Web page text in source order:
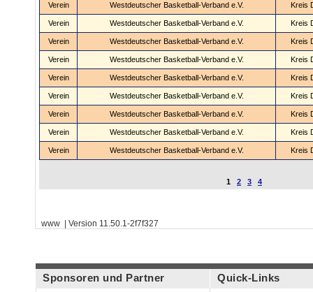
Verein Westdeutscher Basketball-Verband e.V. Kreis
Verein Westdeutscher Basketball-Verband e.V. Kreis
Verein Westdeutscher Basketball-Verband e.V. Kreis
Verein Westdeutscher Basketball-Verband e.V. Kreis
Verein Westdeutscher Basketball-Verband e.V. Kreis
Verein Westdeutscher Basketball-Verband e.V. Kreis
Verein Westdeutscher Basketball-Verband e.V. Kreis
Verein Westdeutscher Basketball-Verband e.V. Kreis
Verein Westdeutscher Basketball-Verband e.V. Kreis
1 2 3 4
www | Version 11.50.1-2f7f327
Sponsoren und Partner Quick-Links